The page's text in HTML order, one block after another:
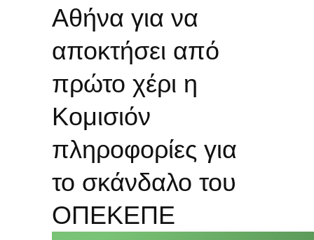
Αθήνα για να
αποκτήσει από
πρώτο χέρι η
Κομισιόν
πληροφορίες για
το σκάνδαλο του
ΟΠΕΚΕΠΕ